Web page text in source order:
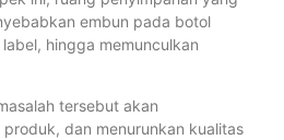
embun pada botol
hingga memunculkan
tersebut akan
dan menurunkan kualitas